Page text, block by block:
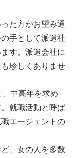
た方がお望み通
手として派遣社
す。派遣会社に
珍しくありませ
中高年を求め
就職活動と呼ば
エージェントの
、女の人を多数